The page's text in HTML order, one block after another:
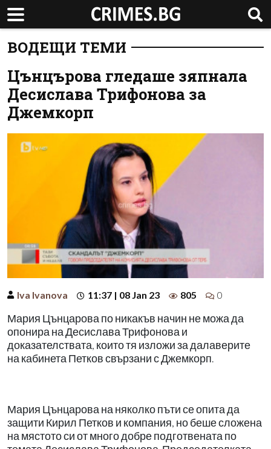
ВОДЕЩИ ТЕМИ
Цънцърова гледаше зяпнала
Десислава Трифонова за
Джемкорп
Iva Ivanova 11:37 | 08 Jan 23 805 0
Мария Цънцарова по никакъв начин не можа да
опонира на Десислава Трифонова и
доказателствата, които тя изложи за далаверите
на кабинета Петков свързани с Джемкорп.
Мария Цънцарова на няколко пъти се опита да
защити Кирил Петков и компания, но беше сложена
на мястото си от много добре подготвената по